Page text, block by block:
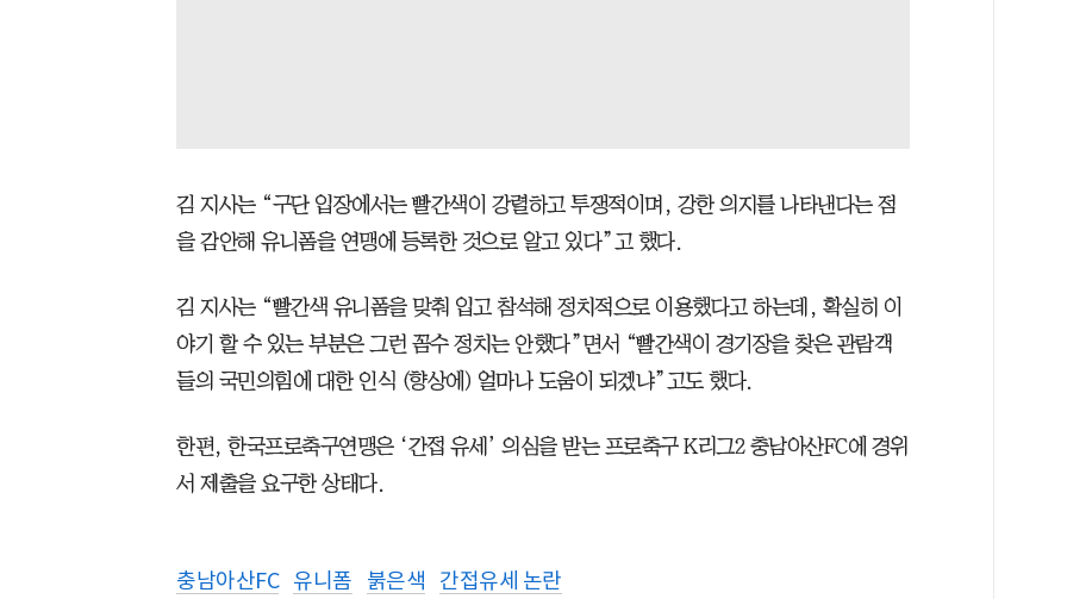
김 지사는 “구단 입장에서는 빨간색이 강렬하고 투쟁적이며, 강한 의지를 나타낸다는 점
을 감안해 유니폼을 연맹에 등록한 것으로 알고 있다”고 했다.
김 지사는 “빨간색 유니폼을 맞춰 입고 참석해 정치적으로 이용했다고 하는데, 확실히 이
야기 할 수 있는 부분은 그런 꼼수 정치는 안했다”면서 “빨간색이 경기장을 찾은 관람객
들의 국민의힘에 대한 인식 (향상에) 얼마나 도움이 되겠냐”고도 했다.
한편, 한국프로축구연맹은 ‘간접 유세’ 의심을 받는 프로축구 K리그2 충남아산FC에 경위
서 제출을 요구한 상태다.
충남아산FC 유니폼 붉은색 간접유세 논란